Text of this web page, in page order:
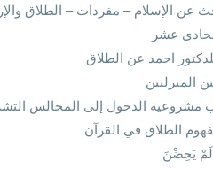
عن الإسلام – مفردات – الطلاق
عشر
احمد عن الطلاق
المنزلتين
مشروعية الدخول إلى المجالس
الطلاق في القرآن
لَمْ يَحِضْنَ